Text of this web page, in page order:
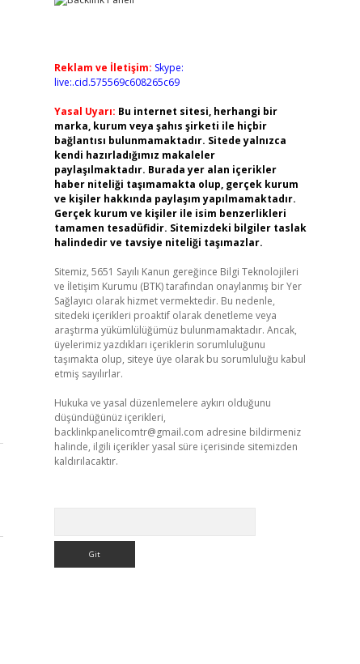
Reklam ve İletişim: Skype:
live:.cid.575569c608265c69
Yasal Uyarı: Bu internet sitesi, herhangi bir
marka, kurum veya şahıs şirketi ile hiçbir
bağlantısı bulunmamaktadır. Sitede yalnızca
kendi hazırladığımız makaleler
paylaşılmaktadır. Burada yer alan içerikler
haber niteliği taşımamakta olup, gerçek kurum
ve kişiler hakkında paylaşım yapılmamaktadır.
Gerçek kurum ve kişiler ile isim benzerlikleri
tamamen tesadüfidir. Sitemizdeki bilgiler taslak
halindedir ve tavsiye niteliği taşımazlar.
Sitemiz, 5651 Sayılı Kanun gereğince Bilgi Teknolojileri
ve İletişim Kurumu (BTK) tarafından onaylanmış bir Yer
Sağlayıcı olarak hizmet vermektedir. Bu nedenle,
sitedeki içerikleri proaktif olarak denetleme veya
araştırma yükümlülüğümüz bulunmamaktadır. Ancak,
üyelerimiz yazdıkları içeriklerin sorumluluğunu
taşımakta olup, siteye üye olarak bu sorumluluğu kabul
etmiş sayılırlar.
Hukuka ve yasal düzenlemelere aykırı olduğunu
düşündüğünüz içerikleri,
backlinkpanelicomtr@gmail.com adresine bildirmeniz
halinde, ilgili içerikler yasal süre içerisinde sitemizden
kaldırılacaktır.